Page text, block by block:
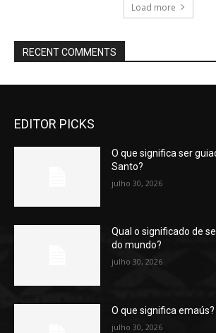
Load more
RECENT COMMENTS
EDITOR PICKS
O que significa ser
Santo?
julho 30, 2026
Qual o significado de
do mundo?
julho 30, 2026
O que significa emaús?
julho 30, 2026